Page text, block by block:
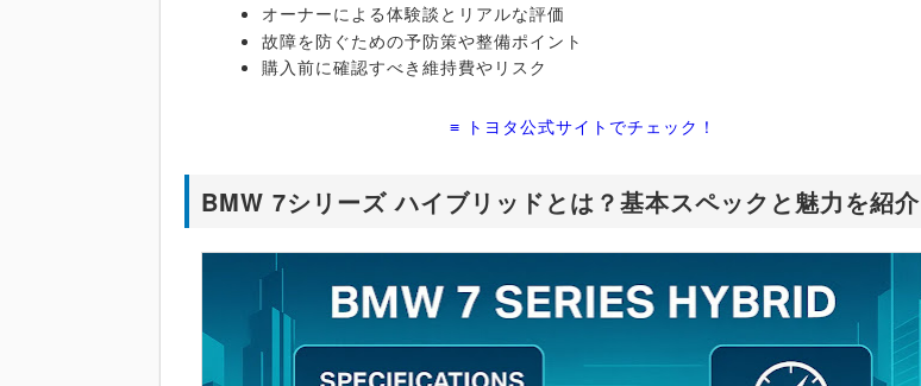
オーナーによる体験談とリアルな評価
故障を防ぐための予防策や整備ポイント
購入前に確認すべき維持費やリスク
≡ トヨタ公式サイトでチェック！
BMW 7シリーズ ハイブリッドとは？基本スペックと魅力を紹介